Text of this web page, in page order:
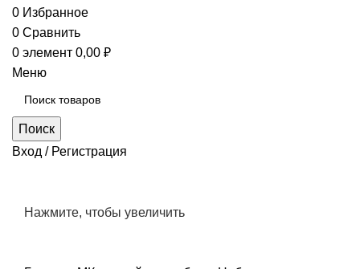
0 Избранное
0 Сравнить
0 элемент 0,00 ₽
Меню
Поиск
Вход / Регистрация
Нажмите, чтобы увеличить